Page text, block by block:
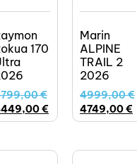
170
€
€
Marin
ALPINE
TRAIL 2
2026
4999,00€
4749,00€